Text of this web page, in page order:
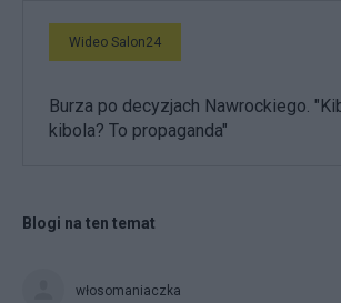
Wideo Salon24
Burza po decyzjach Nawrockiego.
kibola? To propaganda"
Blogi na ten temat
włosomaniaczka